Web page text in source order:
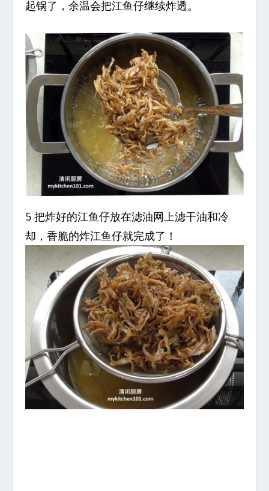
起锅了，余温会把江鱼仔继续炸透。
5 把炸好的江鱼仔放在滤油网上滤干油和冷
却，香脆的炸江鱼仔就完成了！